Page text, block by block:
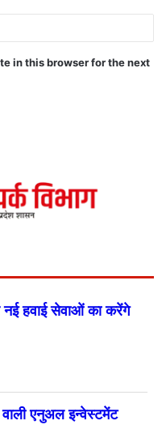
in this browser for the next